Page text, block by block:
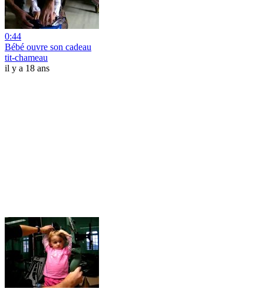
0:44
Bébé ouvre son cadeau
tit-chameau
il y a 18 ans